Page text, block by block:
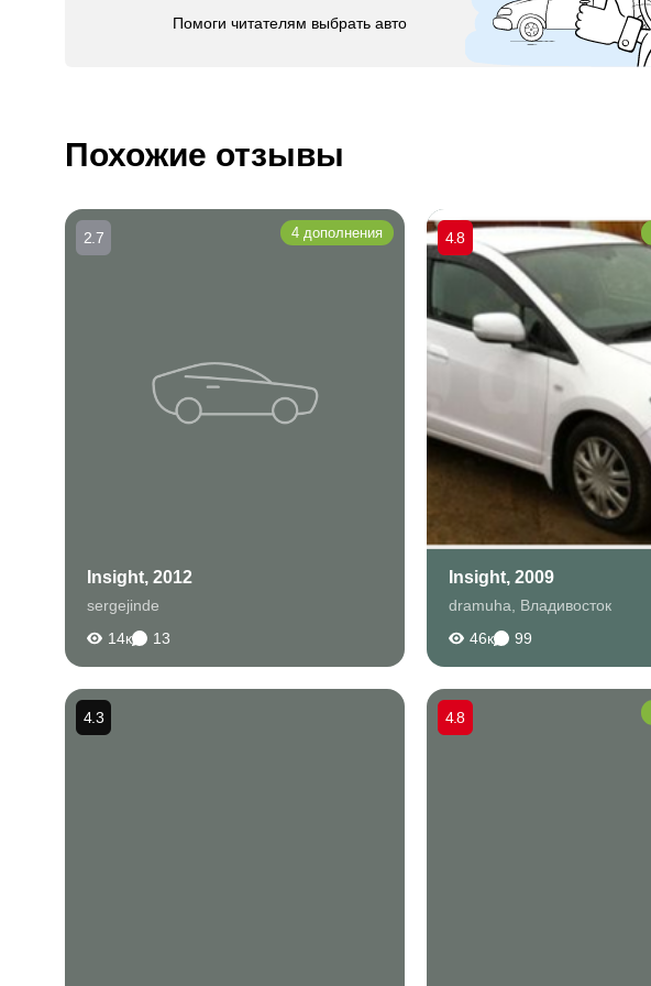
Помоги читателям выбрать авто
Похожие отзывы
Insight, 2012
sergejinde
14к
13
2.7 4 дополнения
Insight, 2009
dramuha
Владивосток
46к
99
4.8
4.3 4.8